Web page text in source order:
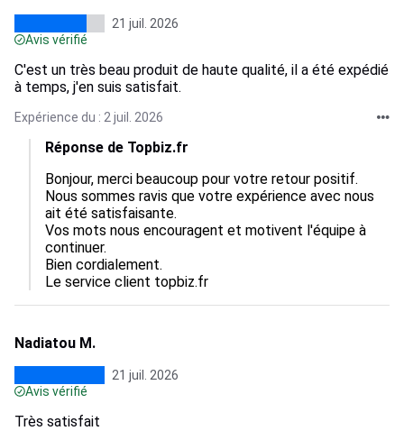
21 juil. 2026
Avis vérifié
C'est un très beau produit de haute qualité, il a été expédié
à temps, j'en suis satisfait.
Expérience du : 2 juil. 2026
Réponse de Topbiz.fr
Bonjour, merci beaucoup pour votre retour positif.
Nous sommes ravis que votre expérience avec nous
ait été satisfaisante.
Vos mots nous encouragent et motivent l'équipe à
continuer.
Bien cordialement.
Le service client topbiz.fr
Nadiatou M.
21 juil. 2026
Avis vérifié
Très satisfait